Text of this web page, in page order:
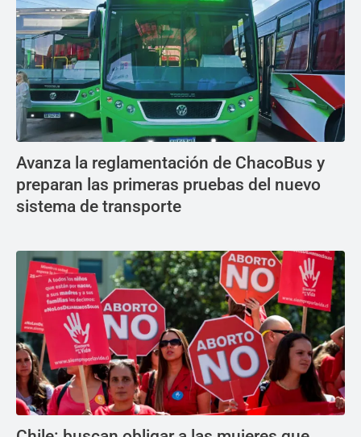
Avanza la reglamentación de ChacoBus y
preparan las primeras pruebas del nuevo
sistema de transporte